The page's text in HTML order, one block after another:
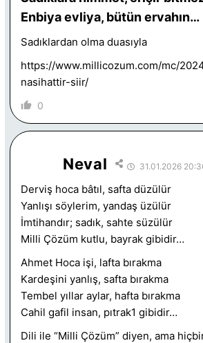
Enbiya evliya, bütün ervahın…
Sadıklardan olma duasıyla
https://www.millicozum.com/mc/
nasihattir-siir/
0
Neval 31.01.2026
Derviş hoca bâtıl, safta düzülür
Yanlışı söylerim, yandaş üzülür
İmtihandır; sadık, sahte süzülür
Milli Çözüm kutlu, bayrak gibidir…
Ahmet Hoca işi, lafta bırakma
Kardeşini yanlış, safta bırakma
Tembel yıllar aylar, hafta bırakma
Cahil gafil insan, pıtrak1 gibidir…
Dili ile “Milli Çözüm” diyen, ama